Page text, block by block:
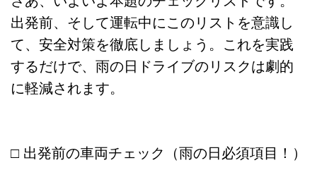
出発前、そして運転中にこのリストを意識し
て、安全対策を徹底しましょう。これを実践
するだけで、雨の日ドライブのリスクは劇的
に軽減されます。
□ 出発前の車両チェック（雨の日必須項目！）